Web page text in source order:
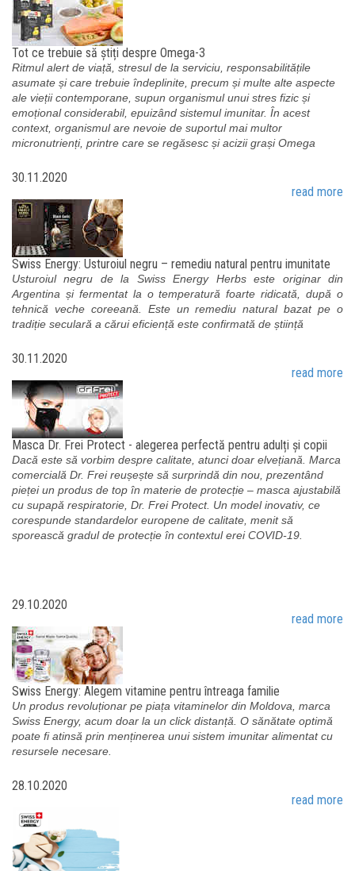
Tot ce trebuie să știți despre Omega-3
Ritmul alert de viață, stresul de la serviciu, responsabilitățile
asumate și care trebuie îndeplinite, precum și multe alte aspecte
ale vieții contemporane, supun organismul unui stres fizic și
emoțional considerabil, epuizând sistemul imunitar. În acest
context, organismul are nevoie de suportul mai multor
micronutrienți, printre care se regăsesc și acizii grași Omega
30.11.2020
read more
Swiss Energy: Usturoiul negru – remediu natural pentru imunitate
Usturoiul negru de la Swiss Energy Herbs este originar din
Argentina și fermentat la o temperatură foarte ridicată, după o
tehnică veche coreeană. Este un remediu natural bazat pe o
tradiție seculară a cărui eficiență este confirmată de știință
30.11.2020
read more
Masca Dr. Frei Protect - alegerea perfectă pentru adulți și copii
Dacă este să vorbim despre calitate, atunci doar elvețiană. Marca
comercială Dr. Frei reușește să surprindă din nou, prezentând
pieței un produs de top în materie de protecție – masca ajustabilă
cu supapă respiratorie, Dr. Frei Protect. Un model inovativ, ce
corespunde standardelor europene de calitate, menit să
sporească gradul de protecție în contextul erei COVID-19.
29.10.2020
read more
Swiss Energy: Alegem vitamine pentru întreaga familie
Un produs revoluționar pe piața vitaminelor din Moldova, marca
Swiss Energy, acum doar la un click distanță. O sănătate optimă
poate fi atinsă prin menținerea unui sistem imunitar alimentat cu
resursele necesare.
28.10.2020
read more